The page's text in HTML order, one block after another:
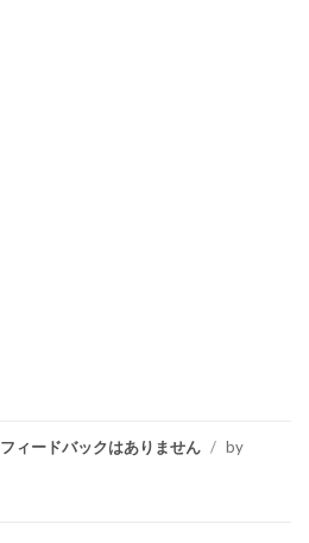
フィードバックはありません / by